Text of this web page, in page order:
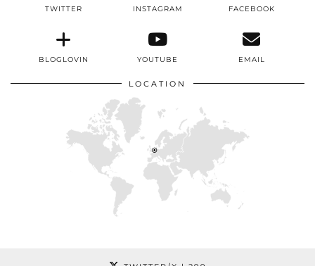
TWITTER INSTAGRAM FACEBOOK
BLOGLOVIN YOUTUBE EMAIL
LOCATION